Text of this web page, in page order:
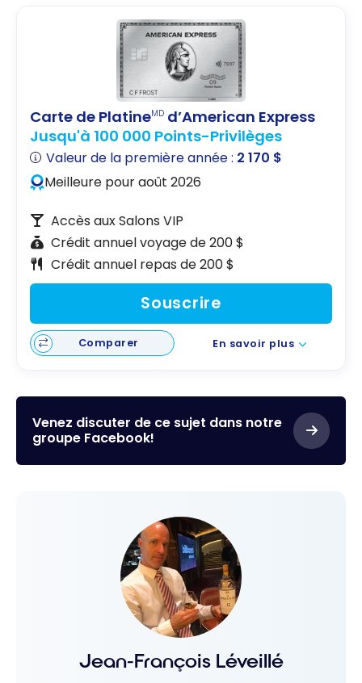
Carte de PlatineMD d’American Express
Jusqu'à 100 000 Points-Privilèges
Valeur de la première année : 2 170 $
Meilleure pour août 2026
Accès aux Salons VIP
Crédit annuel voyage de 200 $
Crédit annuel repas de 200 $
Souscrire
Comparer En savoir plus
Venez discuter de ce sujet dans notre
groupe Facebook!
Jean-François Léveillé